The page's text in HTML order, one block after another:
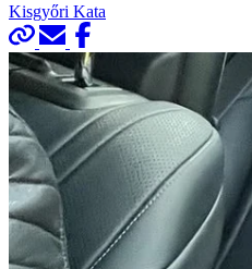
Kisgyőri Kata